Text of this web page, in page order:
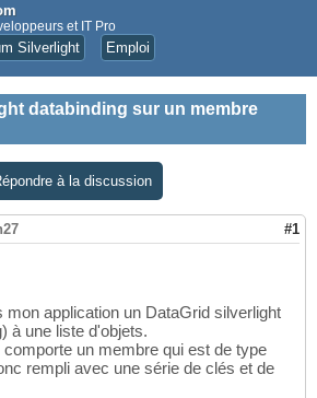
et IT Pro
Silverlight Emploi
databinding sur un membre
à la discussion
#1
mon application un DataGrid silverlight
à une liste d'objets.
un membre qui est de type
rempli avec une série de clés et de